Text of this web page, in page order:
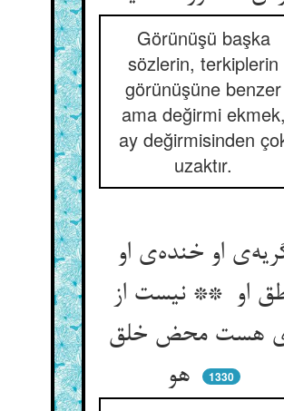
Görünüşü başka
sözlerin, terkiplerin
görünüşüne benzer
ama değirmi ekmek,
ay değirmisinden
uzaktır.
او خنده‌ی او
او ** نیست از
هست محض خلق
هو
1330